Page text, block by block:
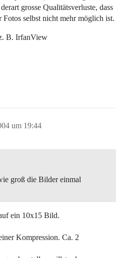
grosse Qualitätsverluste, dass
selbst nicht mehr möglich ist.
B. IrfanView
um 19:44
groß die Bilder einmal
ein 10x15 Bild.
Kompression. Ca. 2